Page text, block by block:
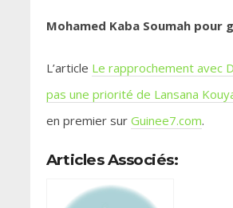
Mohamed Kaba Soumah pour
L’article Le rapprochement avec
pas une priorité de Lansana
en premier sur Guinee7.com.
Articles Associés: